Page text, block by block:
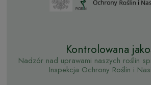
Kontrolowana
Nadzór nad uprawami naszych roślin
Inspekcja Ochrony Roślin i